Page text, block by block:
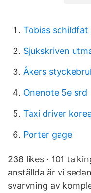
Tobias
Sjukskriven
Åkers
Onenote 5e srd
Taxi driver korea
Porter gage
238 likes · 101
anställda är vi
svarvning av